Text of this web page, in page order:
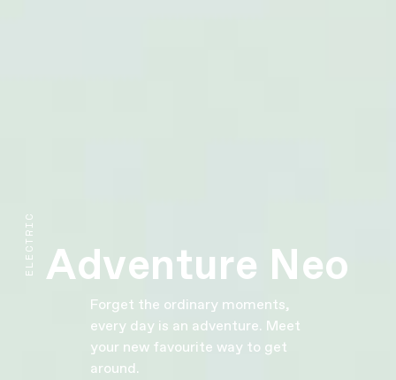
ELECTRIC Adventure Neo
Forget the ordinary moments,
every day is an adventure. Meet
your new favourite way to get
around.